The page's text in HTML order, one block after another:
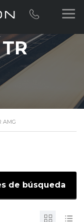
AMG
de búsqueda